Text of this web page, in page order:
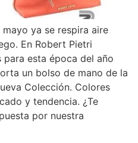
ya se respira aire
En Robert Pietri
esta época del año
un bolso de mano de la
Colección. Colores
y tendencia. ¿Te
por nuestra